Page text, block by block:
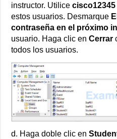
instructor. Utilicecisco12345
estos usuarios. Desmarque
contraseña en el próximo
usuario. Haga clic enCerrar
todos los usuarios.
d. Haga doble clic en